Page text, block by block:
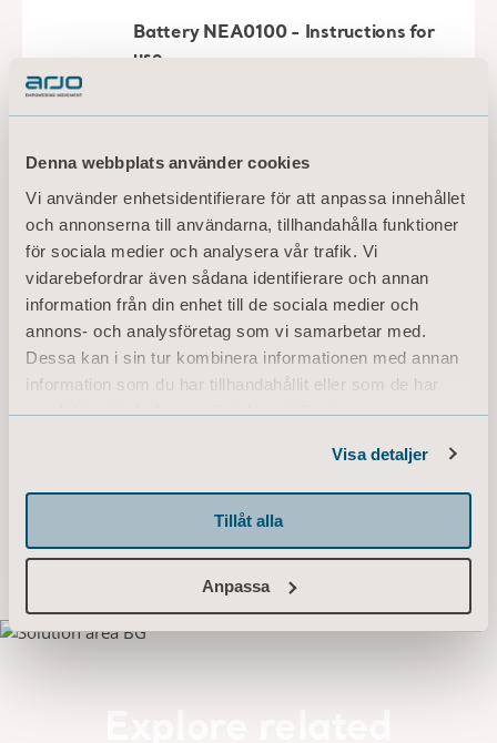
Denna webbplats använder cookies
Vi använder enhetsidentifierare för att anpassa innehållet
och annonserna till användarna, tillhandahålla funktioner
för sociala medier och analysera vår trafik. Vi
vidarebefordrar även sådana identifierare och annan
information från din enhet till de sociala medier och
annons- och analysföretag som vi samarbetar med.
Dessa kan i sin tur kombinera informationen med annan
information som du har tillhandahållit eller som de har
samlat in när du har använt deras tjänster.
Visa detaljer
Tillåt alla
Anpassa
Carendo - Instructions for use
* Vänligen kontrollera produktens tillgänglighet på marknaden med din
lokala säljare.
Explore related
solutions